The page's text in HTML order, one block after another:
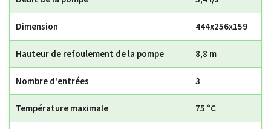
Dimension 444x256x159
Hauteur de refoulement de la pompe 8,8 m
Nombre d'entrées 3
Température maximale 75 °C